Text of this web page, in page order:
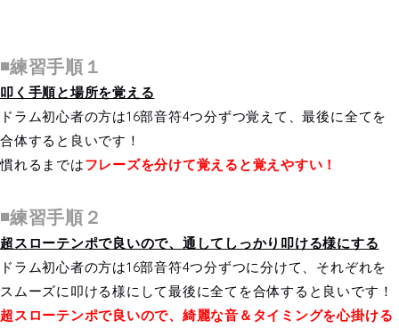
◾️練習手順１
叩く手順と場所を覚える
ドラム初心者の方は16部音符4つ分ずつ覚えて、最後に全てを
合体すると良いです！
慣れるまではフレーズを分けて覚えると覚えやすい！
◾️練習手順２
超スローテンポで良いので、通してしっかり叩ける様にする
ドラム初心者の方は16部音符4つ分ずつに分けて、それぞれを
スムーズに叩ける様にして最後に全てを合体すると良いです！
超スローテンポで良いので、綺麗な音＆タイミングを心掛ける